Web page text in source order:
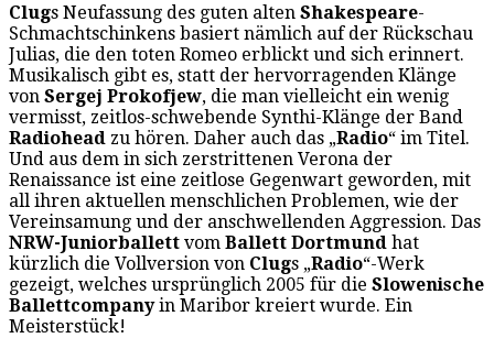
Clugs Neufassung des guten alten Shakespeare-
Schmachtschinkens basiert nämlich auf der Rückschau
Julias, die den toten Romeo erblickt und sich erinnert.
Musikalisch gibt es, statt der hervorragenden Klänge
von Sergej Prokofjew, die man vielleicht ein wenig
vermisst, zeitlos-schwebende Synthi-Klänge der Band
Radiohead zu hören. Daher auch das „Radio“ im Titel.
Und aus dem in sich zerstrittenen Verona der
Renaissance ist eine zeitlose Gegenwart geworden, mit
all ihren aktuellen menschlichen Problemen, wie der
Vereinsamung und der anschwellenden Aggression. Das
NRW-Juniorballett vom Ballett Dortmund hat
kürzlich die Vollversion von Clugs „Radio“-Werk
gezeigt, welches ursprünglich 2005 für die Slowenische
Ballettcompanyin Maribor kreiert wurde. Ein
Meisterstück!